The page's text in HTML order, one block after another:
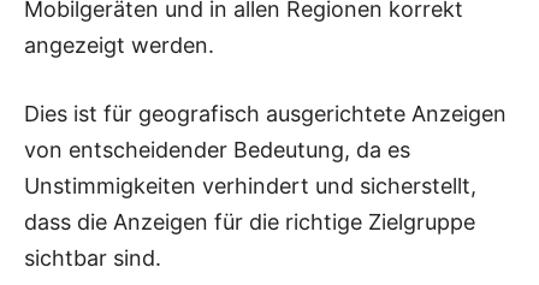
Mobilgeräten und in allen Regionen korrekt
angezeigt werden.
Dies ist für geografisch ausgerichtete Anzeigen
von entscheidender Bedeutung, da es
Unstimmigkeiten verhindert und sicherstellt,
dass die Anzeigen für die richtige Zielgruppe
sichtbar sind.